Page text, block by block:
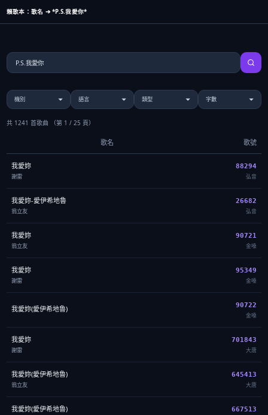
賴歌本：歌名 ➔ *P.S.我愛你*
共 1241 首歌曲 （第 1 / 25 頁）
歌名 歌號
我愛妳
謝雷
88294
弘音
我愛妳-愛伊希地魯
翁立友
26682
弘音
我愛妳
翁立友
90721
金嗓
我愛妳
謝雷
95349
金嗓
我愛妳(愛伊希地魯) 90722
金嗓
我愛妳
謝雷
701843
大唐
我愛妳(愛伊希地魯)
翁立友
645413
大唐
我愛妳(愛伊希地魯) 667513